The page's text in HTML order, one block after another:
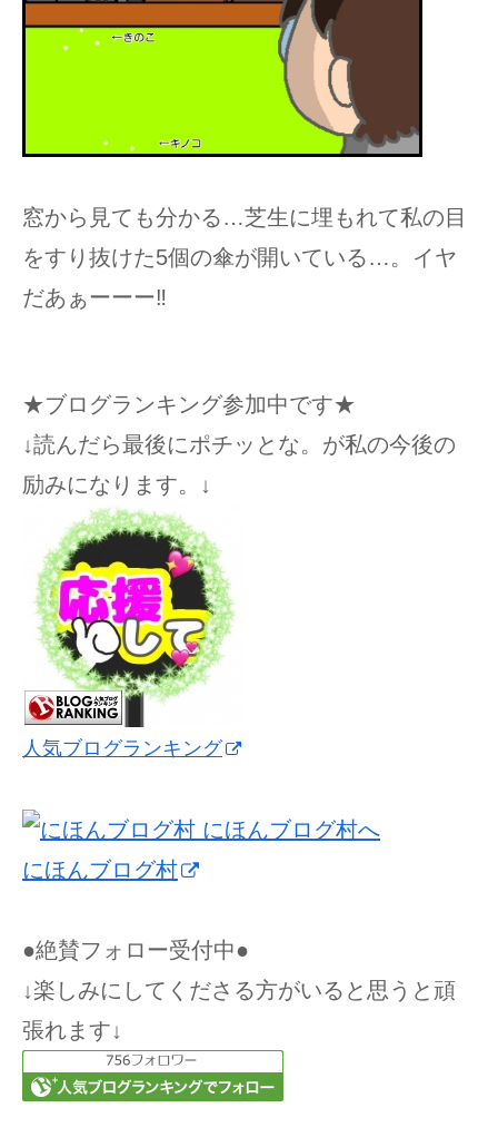
窓から見ても分かる…芝生に埋もれて私の目
をすり抜けた5個の傘が開いている…。イヤ
だあぁーーー‼︎
★ブログランキング参加中です★
↓読んだら最後にポチッとな。が私の今後の
励みになります。↓
人気ブログランキング
にほんブログ村
●絶賛フォロー受付中●
↓楽しみにしてくださる方がいると思うと頑
張れます↓